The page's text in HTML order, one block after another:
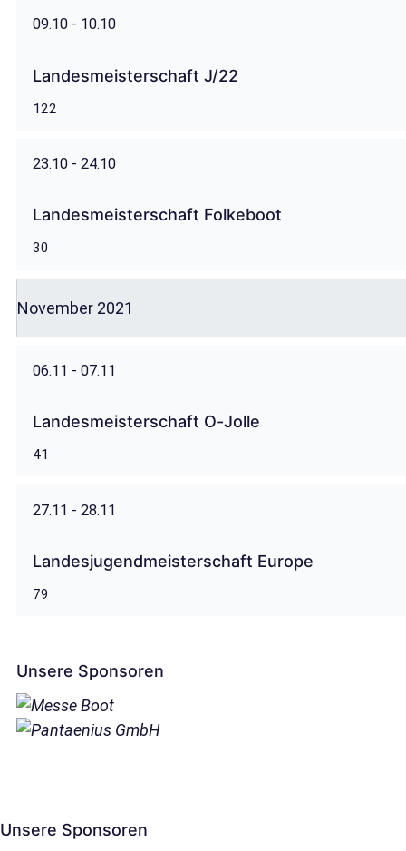
09.10 - 10.10
Landesmeisterschaft J/22
122
23.10 - 24.10
Landesmeisterschaft Folkeboot
30
November 2021
06.11 - 07.11
Landesmeisterschaft O-Jolle
41
27.11 - 28.11
Landesjugendmeisterschaft Europe
79
Unsere Sponsoren
Unsere Sponsoren